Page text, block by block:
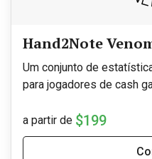
Hand2Note
Um conjunto de
para jogadores de cash
a partir de $199